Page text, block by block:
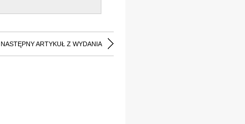
NASTĘPNY ARTYKUŁ Z WYDANIA